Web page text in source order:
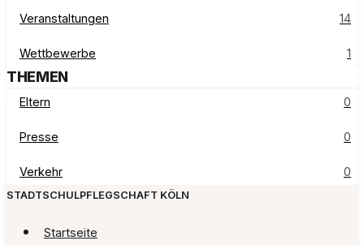
Veranstaltungen 14
Wettbewerbe 1
THEMEN
Eltern 0
Presse 0
Verkehr 0
STADTSCHULPFLEGSCHAFT KÖLN
Startseite